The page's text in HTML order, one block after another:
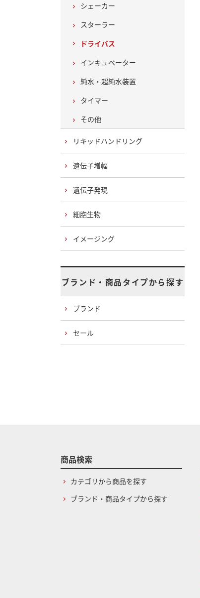
シェーカー
スターラー
ドライバス
インキュベーター
純水・超純水装置
タイマー
その他
リキッドハンドリング
遺伝子増幅
遺伝子発現
細胞生物
イメージング
ブランド・商品タイプから探す
ブランド
セール
商品検索
カテゴリから商品を探す
ブランド・商品タイプから探す